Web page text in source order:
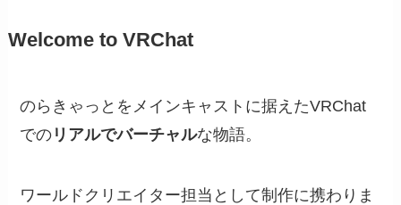
Welcome to VRChat
のらきゃっとをメインキャストに据えたVRChat
での リアルでバーチャルな物語。
ワールドクリエイター担当として制作に携わりま